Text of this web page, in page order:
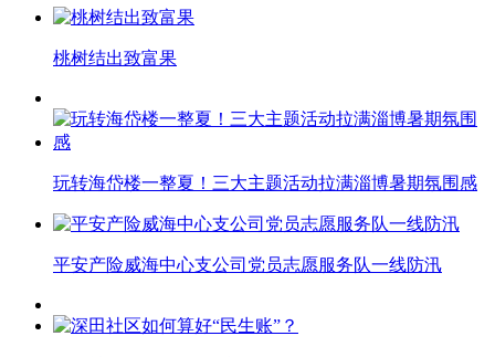
桃树结出致富果
玩转海岱楼一整夏！三大主题活动拉满淄博暑期氛围感
平安产险威海中心支公司党员志愿服务队一线防汛